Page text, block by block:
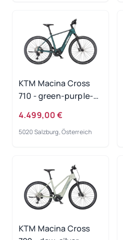
KTM Macina Cross
710 - green-purple-
Rahmengröße: 51 cm
4.499,00 €
5020 Salzburg, Österreich
KTM Macina Cross